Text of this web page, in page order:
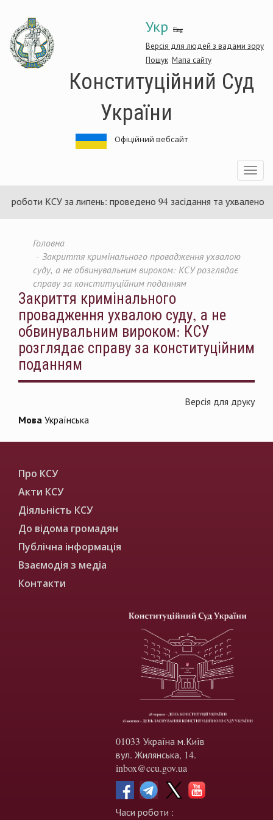
основного
матеріалу
Укр Eng
Версія для людей з вадами зору
Пошук Мапа сайту
Конституційний Суд
України
Офіційний вебсайт
Toggle
КСУ за липень: проведено 94 засідання та ухвалено 85
Головна
Закриття кримінального провадження ухвалою
суду, а не обвинувальним вироком: КСУ розглядає
справу за конституційним поданням
Закриття кримінального
провадження ухвалою суду, а не
обвинувальним вироком: КСУ
розглядає справу за конституційним
поданням
Версія для друку
Мова Українська
Про КСУ
Акти КСУ
Діяльність КСУ
До відома громадян
Публічна інформація
Взаємодія з медіа
Контакти
01033 Україна м.Київ
вул. Жилянська, 14.
inbox@ccu.gov.ua
Часи роботи :